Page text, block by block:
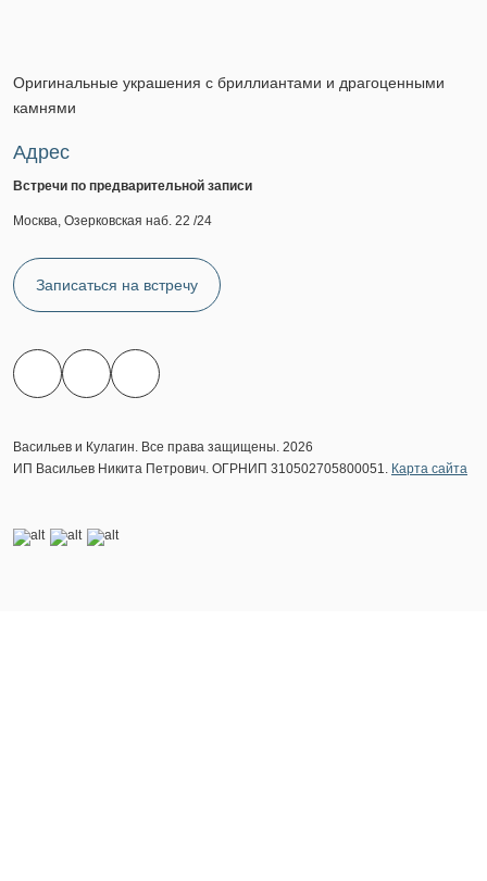
Оригинальные украшения с бриллиантами и драгоценными
камнями
Адрес
Встречи по предварительной записи
Москва, Озерковская наб. 22 /24
Записаться на встречу
Васильев и Кулагин. Все права защищены. 2026
ИП Васильев Никита Петрович. ОГРНИП 310502705800051. Карта сайта